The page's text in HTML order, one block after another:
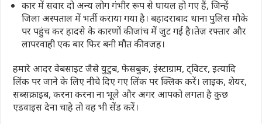
कार में सवार दो अन्य लोग गंभीर रूप से घायल हो गए हैं, जिन्हें
जिला अस्पताल में भर्ती कराया गया है। बहादराबाद थाना पुलिस मौके
पर पहुंच कर हादसे के कारणों की जांच में जुट गई है।तेज़ रफ्तार और
लापरवाही एक बार फिर बनी मौत की वजह।
हमारे आदर वेबसाइट जैसे युटुब, फेसबुक, इंस्टाग्राम, ट्विटर, इत्यादि
लिंक पर जाने के लिए नीचे दिए गए लिंक पर क्लिक करें। लाइक, शेयर,
सब्सक्राइब, करना करना ना भूले और अगर आपको लगता है कुछ
एडवाइस देना चाहे तो वह भी सेंड करें।